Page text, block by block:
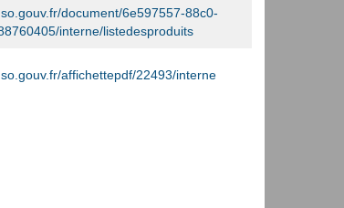
document/6e597557-88c0-
interne/listedesproduits
affichettepdf/22493/interne